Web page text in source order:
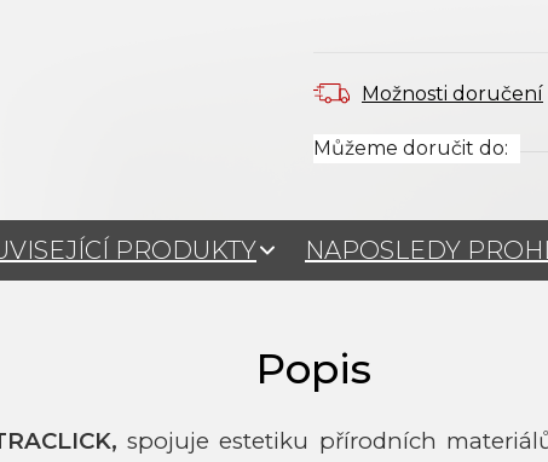
Můžeme doručit do:
Možnosti doručení
PRODUKTY NAPOSLEDY
spojuje estetiku přírodních